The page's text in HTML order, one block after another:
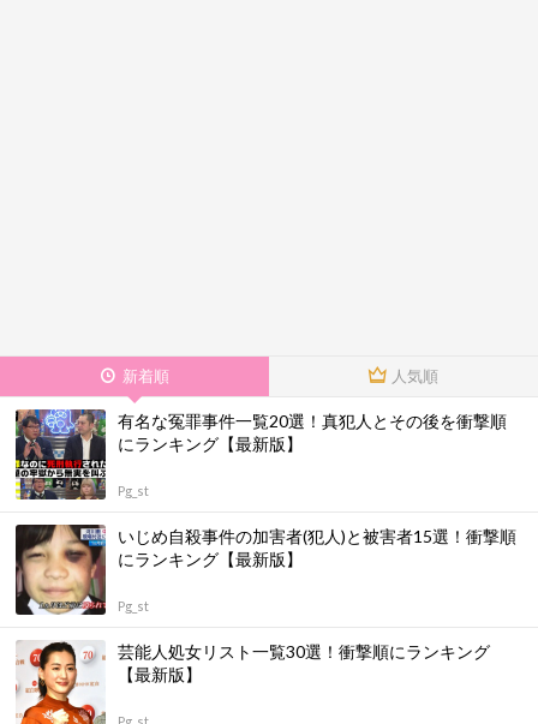
新着順 人気順
有名な冤罪事件一覧20選！真犯人とその後を衝撃順
にランキング【最新版】
Pg_st
いじめ自殺事件の加害者(犯人)と被害者15選！衝撃順
にランキング【最新版】
Pg_st
芸能人処女リスト一覧30選！衝撃順にランキング
【最新版】